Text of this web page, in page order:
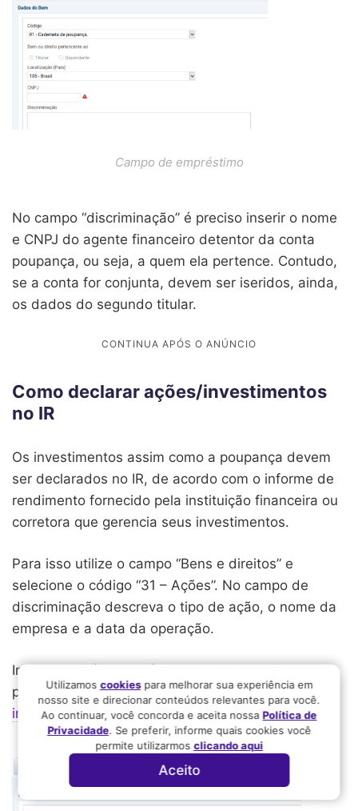
Campo de empréstimo
No campo “discriminação” é preciso inserir o nome
e CNPJ do agente financeiro detentor da conta
poupança, ou seja, a quem ela pertence. Contudo,
se a conta for conjunta, devem ser iseridos, ainda,
os dados do segundo titular.
Como declarar ações/investimentos
no IR
Os investimentos assim como a poupança devem
ser declarados no IR, de acordo com o informe de
rendimento fornecido pela instituição financeira ou
corretora que gerencia seus investimentos.
Para isso utilize o campo “Bens e direitos” e
selecione o código “31 – Ações”. No campo de
discriminação descreva o tipo de ação, o nome da
empresa e a data da operação.
Importante: é necessário repetir o procedimento
para cada uma das suasaçõesoufundos de
investimentos.
Utilizamos cookiespara melhorar sua experiência em
nosso site e direcionar conteúdos relevantes para você.
Ao continuar, você concorda e aceita nossaPolítica de
Privacidade. Se preferir, informe quais cookies você
permite utilizarmos clicando aqui
Aceito